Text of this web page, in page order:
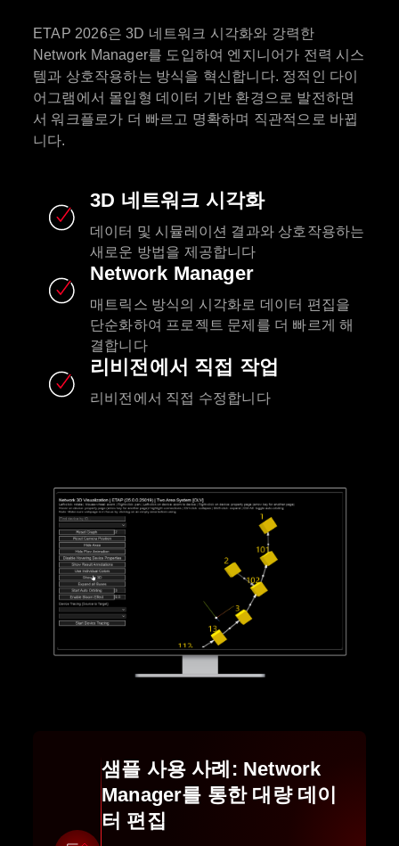
ETAP 2026은 3D 네트워크 시각화와 강력한
Network Manager를 도입하여 엔지니어가 전력 시스
템과 상호작용하는 방식을 혁신합니다. 정적인 다이
어그램에서 몰입형 데이터 기반 환경으로 발전하면
서 워크플로가 더 빠르고 명확하며 직관적으로 바뀝
니다.
3D 네트워크 시각화
데이터 및 시뮬레이션 결과와 상호작용하는
새로운 방법을 제공합니다
Network Manager
매트릭스 방식의 시각화로 데이터 편집을
단순화하여 프로젝트 문제를 더 빠르게 해
결합니다
리비전에서 직접 작업
리비전에서 직접 수정합니다
샘플 사용 사례: Network
Manager를 통한 대량 데이
터 편집